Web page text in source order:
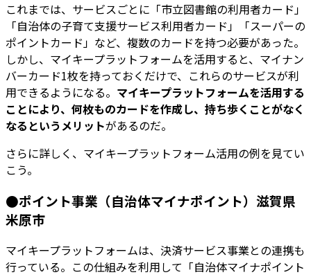
これまでは、サービスごとに「市立図書館の利用者カード」
「自治体の子育て支援サービス利用者カード」「スーパーの
ポイントカード」など、複数のカードを持つ必要があった。
しかし、マイキープラットフォームを活用すると、マイナン
バーカード1枚を持っておくだけで、これらのサービスが利
用できるようになる。 マイキープラットフォームを活用する
ことにより、何枚ものカードを作成し、持ち歩くことがなく
なるというメリットがあるのだ。
さらに詳しく、マイキープラットフォーム活用の例を見てい
こう。
●ポイント事業（自治体マイナポイント）滋賀県
米原市
マイキープラットフォームは、決済サービス事業との連携も
行っている。この仕組みを利用して「自治体マイナポイント